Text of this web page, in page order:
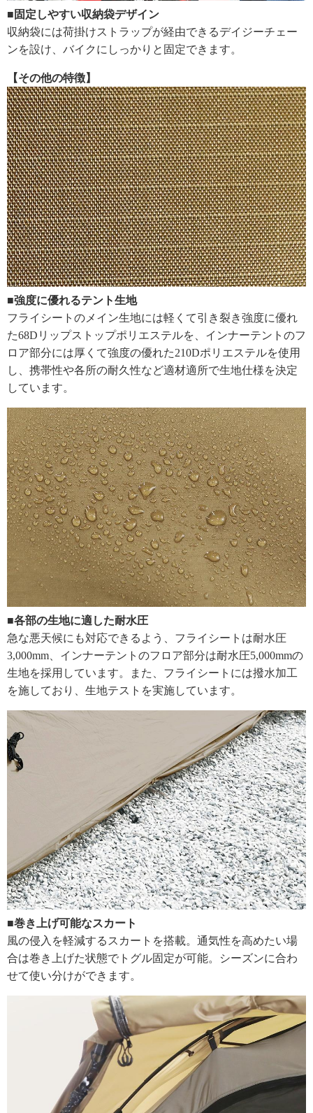
■固定しやすい収納袋デザイン
収納袋には荷掛けストラップが経由できるデイジーチェー
ンを設け、バイクにしっかりと固定できます。
【その他の特徴】
■強度に優れるテント生地
フライシートのメイン生地には軽くて引き裂き強度に優れ
た68Dリップストップポリエステルを、インナーテントのフ
ロア部分には厚くて強度の優れた210Dポリエステルを使用
し、携帯性や各所の耐久性など適材適所で生地仕様を決定
しています。
■各部の生地に適した耐水圧
急な悪天候にも対応できるよう、フライシートは耐水圧
3,000mm、インナーテントのフロア部分は耐水圧5,000mmの
生地を採用しています。また、フライシートには撥水加工
を施しており、生地テストを実施しています。
■巻き上げ可能なスカート
風の侵入を軽減するスカートを搭載。通気性を高めたい場
合は巻き上げた状態でトグル固定が可能。シーズンに合わ
せて使い分けができます。